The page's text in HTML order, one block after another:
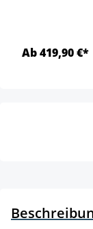
Ab 419,90 €*